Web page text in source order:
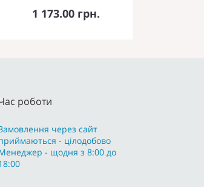
1 173.00 грн.
До кошика
роботи
через сайт
- цілодобово
- щодня з 8:00 до